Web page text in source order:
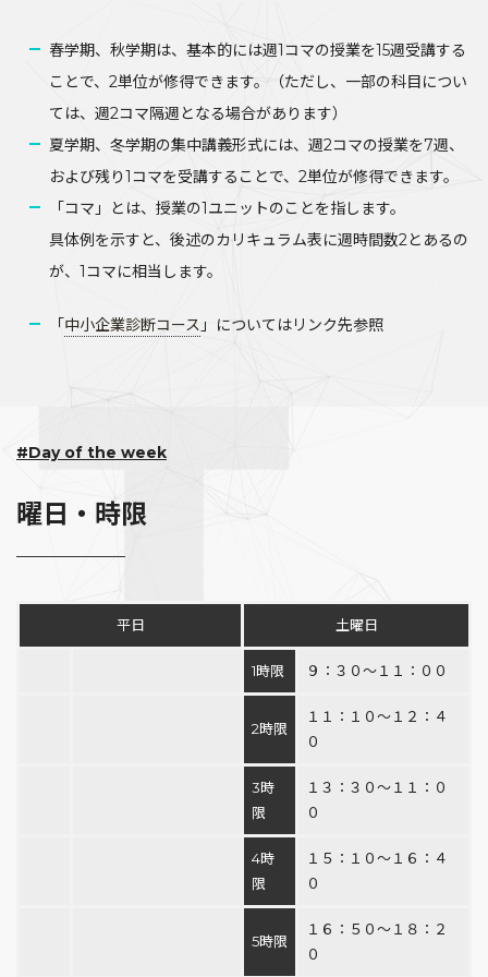
春学期、秋学期は、基本的には週1コマの授業を15週受講する
ことで、2単位が修得できます。（ただし、一部の科目につい
ては、週2コマ隔週となる場合があります）
夏学期、冬学期の集中講義形式には、週2コマの授業を7週、
および残り1コマを受講することで、2単位が修得できます。
「コマ」とは、授業の1ユニットのことを指します。
具体例を示すと、後述のカリキュラム表に週時間数2とあるの
が、1コマに相当します。
「中小企業診断コース 」についてはリンク先参照
#Day of the week
曜日・時限
平日 土曜日
1時限 ９：３０〜１１：００
2時限
１１：１０〜１２：４
０
3時
限
１３：３０〜１１：０
０
4時
限
１５：１０〜１６：４
０
5時限
１６：５０〜１８：２
０